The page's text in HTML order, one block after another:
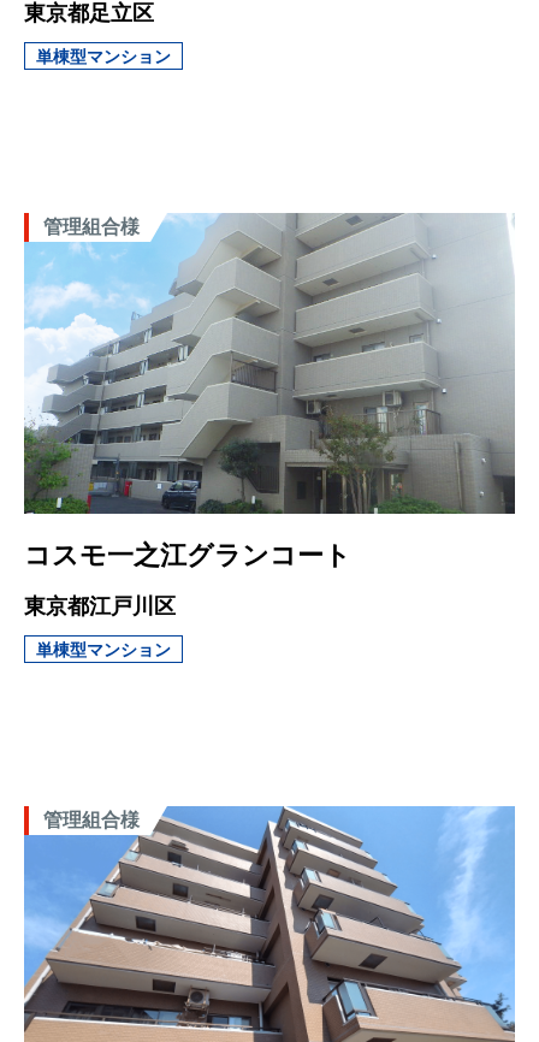
東京都足立区
単棟型マンション
管理組合様
コスモ一之江グランコート
東京都江戸川区
単棟型マンション
管理組合様